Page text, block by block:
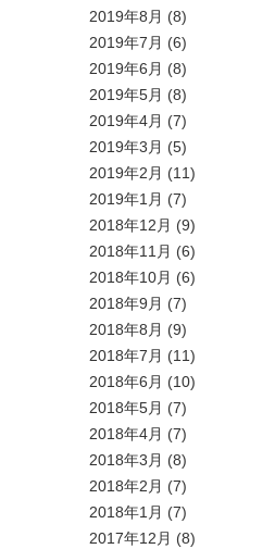
2019年8月 (8)
2019年7月 (6)
2019年6月 (8)
2019年5月 (8)
2019年4月 (7)
2019年3月 (5)
2019年2月 (11)
2019年1月 (7)
2018年12月 (9)
2018年11月 (6)
2018年10月 (6)
2018年9月 (7)
2018年8月 (9)
2018年7月 (11)
2018年6月 (10)
2018年5月 (7)
2018年4月 (7)
2018年3月 (8)
2018年2月 (7)
2018年1月 (7)
2017年12月 (8)